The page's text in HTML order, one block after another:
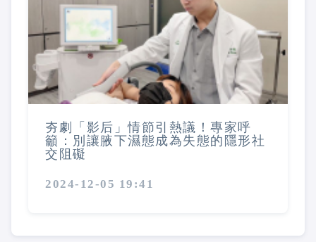
夯劇「影后」情節引熱議！專家呼
籲：別讓腋下濕態成為失態的隱形社
交阻礙
2024-12-05 19:41